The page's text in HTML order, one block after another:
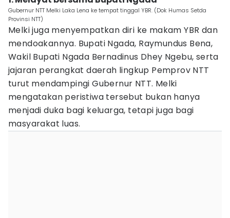
Gubernur NTT Melki Laka Lena ke tempat tinggal YBR. (Dok Humas Setda
Provinsi NTT)
Melki juga menyempatkan diri ke makam YBR dan
mendoakannya. Bupati Ngada, Raymundus Bena,
Wakil Bupati Ngada Bernadinus Dhey Ngebu, serta
jajaran perangkat daerah lingkup Pemprov NTT
turut mendampingi Gubernur NTT. Melki
mengatakan peristiwa tersebut bukan hanya
menjadi duka bagi keluarga, tetapi juga bagi
masyarakat luas.